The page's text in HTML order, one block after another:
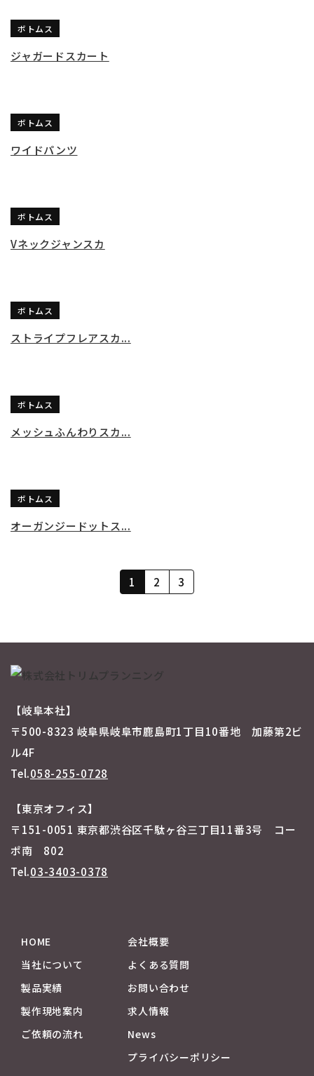
ボトムス
ジャガードスカート
ボトムス
ワイドパンツ
ボトムス
Vネックジャンスカ
ボトムス
ストライプフレアスカ...
ボトムス
メッシュふんわりスカ...
ボトムス
オーガンジードットス...
1 2 3
【岐阜本社】
〒500-8323 岐阜県岐阜市鹿島町1丁目10番地 加藤第2ビ
ル4F
Tel.058-255-0728
【東京オフィス】
〒151-0051 東京都渋谷区千駄ヶ谷三丁目11番3号 コー
ポ南 802
Tel.03-3403-0378
HOME
当社について
製品実績
製作現地案内
ご依頼の流れ
会社概要
よくある質問
お問い合わせ
求人情報
News
プライバシーポリシー